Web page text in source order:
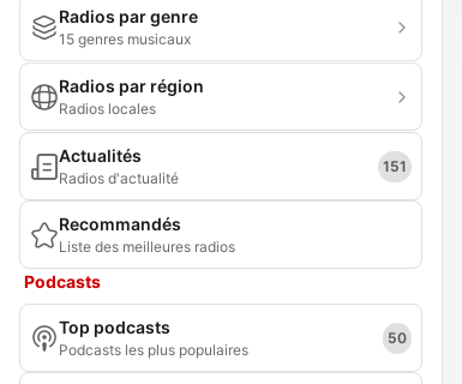
Radios par genre
15 genres musicaux
Radios par région
Radios locales
Actualités
Radios d'actualité
151
Recommandés
Liste des meilleures radios
Podcasts
Top podcasts
Podcasts les plus populaires
50